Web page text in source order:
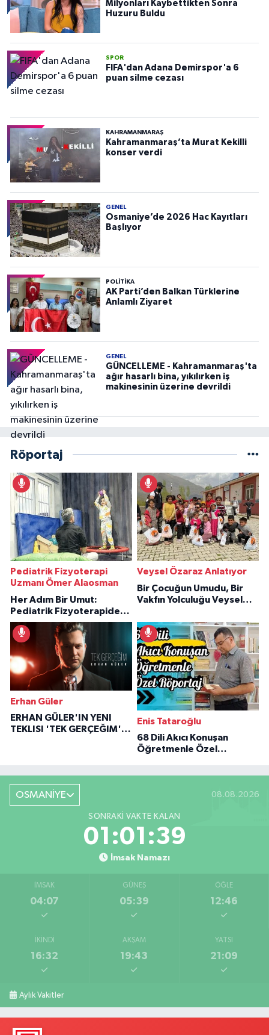
Milyonları Kaybettikten Sonra
Huzuru Buldu
SPOR
FIFA'dan Adana Demirspor'a 6
puan silme cezası
KAHRAMANMARAŞ
Kahramanmaraş’ta Murat Kekilli
konser verdi
GENEL
Osmaniye’de 2026 Hac Kayıtları
Başlıyor
POLITIKA
AK Parti’den Balkan Türklerine
Anlamlı Ziyaret
GENEL
GÜNCELLEME - Kahramanmaraş'ta
ağır hasarlı bina, yıkılırken iş
makinesinin üzerine devrildi
Röportaj
Pediatrik Fizyoterapi
Uzmanı Ömer Alaosman
Her Adım Bir Umut:
Pediatrik Fizyoterapiden
İlham Veren Hikâyeler
Veysel Özaraz Anlatıyor
Bir Çocuğun Umudu, Bir
Vakfın Yolculuğu Veysel
Erhan Güler
ERHAN GÜLER'IN YENI
TEKLISI 'TEK GERÇEĞIM'LE
Enis Tataroğlu
68 Dili Akıcı Konuşan
Öğretmenle Özel
OSMANİYE 08.08.2026
SONRAKI VAKTE KALAN
01:01:38
İmsak Namazı
İMSAK
04:07
GÜNEŞ
05:39
ÖĞLE
12:46
İKINDI
16:32
AKŞAM
19:43
YATSI
21:09
Aylık Vakitler